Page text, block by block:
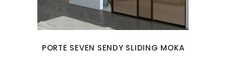
PORTE SEVEN SENDY SLIDING MOKA